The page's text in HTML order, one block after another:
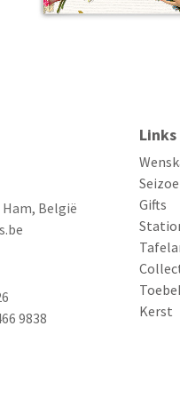
België
9838
Links
Gifts
Kerst